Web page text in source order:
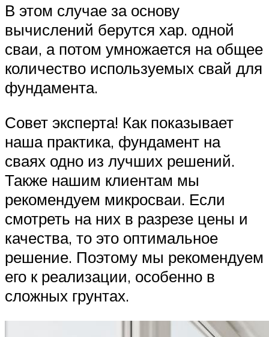
В этом случае за основу
вычислений берутся хар. одной
сваи, а потом умножается на общее
количество используемых свай для
фундамента.
Совет эксперта! Как показывает
наша практика, фундамент на
сваях одно из лучших решений.
Также нашим клиентам мы
рекомендуем микросваи. Если
смотреть на них в разрезе цены и
качества, то это оптимальное
решение. Поэтому мы рекомендуем
его к реализации, особенно в
сложных грунтах.